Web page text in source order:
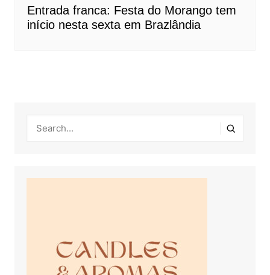
Entrada franca: Festa do Morango tem
início nesta sexta em Brazlândia